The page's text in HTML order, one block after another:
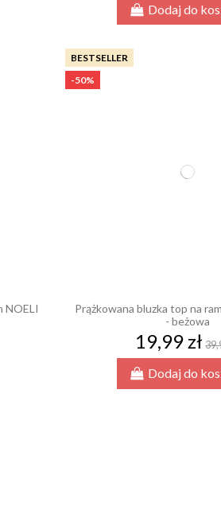
Dodaj do
NOELI
BESTSELLER
-50%
Prążkowana bluzka top na
- beżowa
19,99 zł
Dodaj do